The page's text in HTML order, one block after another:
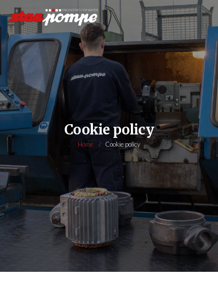
Cookie policy
Home Cookie policy